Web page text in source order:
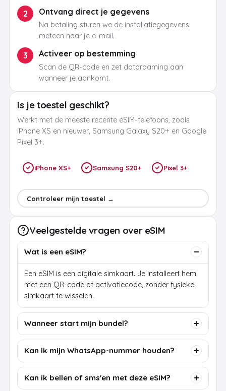
2 Ontvang direct je gegevens
Na betaling sturen we de installatiegegevens
meteen naar je e-mail.
3 Activeer op bestemming
Scan de QR-code en zet dataroaming aan
wanneer je aankomt.
Is je toestel geschikt?
Werkt met de meeste recente eSIM-telefoons, zoals
iPhone XS en nieuwer, Samsung Galaxy S20+ en Google
Pixel 3+.
iPhone XS+ Samsung S20+ Pixel 3+
Controleer mijn toestel →
Veelgestelde vragen over eSIM
Wat is een eSIM?
Een eSIM is een digitale simkaart. Je installeert hem
met een QR-code of activatiecode, zonder fysieke
simkaart te wisselen.
Wanneer start mijn bundel?
Kan ik mijn WhatsApp-nummer houden?
Kan ik bellen of sms'en met deze eSIM?